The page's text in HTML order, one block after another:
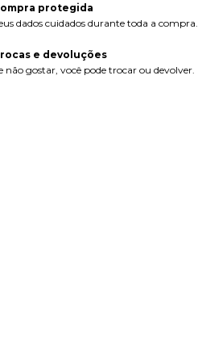
protegida
dados cuidados durante toda a compra.
e devoluções
não gostar, você pode trocar ou devolver.